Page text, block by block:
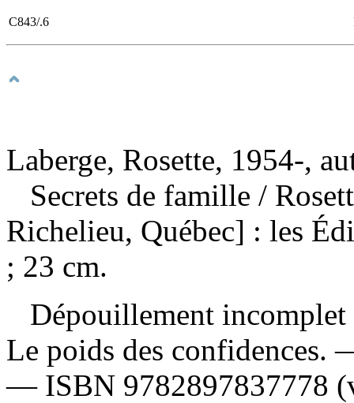
C843/.6
Laberge, Rosette, 1954-,
Secrets de famille /
Richelieu, Québec] : les
; 23 cm.
Dépouillement
Le poids des
— ISBN 9782897837778